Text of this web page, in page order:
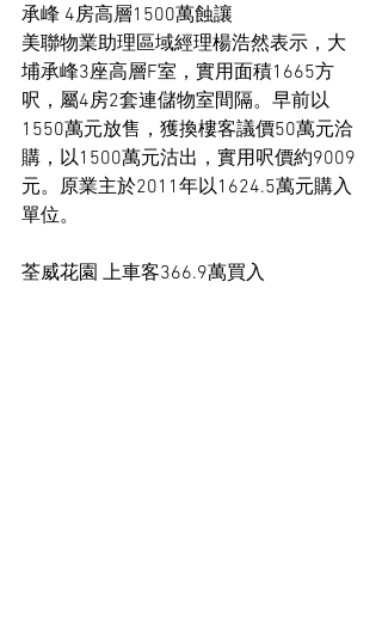
承峰 4房高層1500萬蝕讓
美聯物業助理區域經理楊浩然表示，大
埔承峰3座高層F室，實用面積1665方
呎，屬4房2套連儲物室間隔。早前以
1550萬元放售，獲換樓客議價50萬元洽
購，以1500萬元沽出，實用呎價約9009
元。原業主於2011年以1624.5萬元購入
單位。
荃威花園 上車客366.9萬買入